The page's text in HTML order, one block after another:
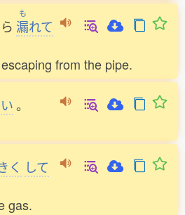
も
漏れて
from the pipe.
。
く して
gas.